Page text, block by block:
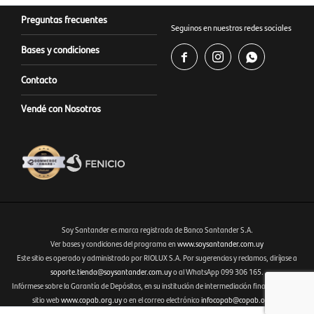
Preguntas frecuentes
Bases y condiciones
Contacto
Vendé con Nosotros
Seguinos en nuestras redes sociales
  
Fenicio eCommerce Uruguay
Soy Santander es marca registrada de Banco Santander S.A.
Ver bases y condiciones del programa en www.soysantander.com.uy
Este sitio es operado y administrado por RIOLUX S.A. Por sugerencias y reclamos, diríjase a
soporte.tienda@soysantander.com.uyo al WhatsApp 099 306 165.
Infórmese sobre la Garantía de Depósitos, en su institución de intermediación financiera, en el
sitio webwww.copab.org.uyo en el correo electrónicoinfocopab@copab.org.uy